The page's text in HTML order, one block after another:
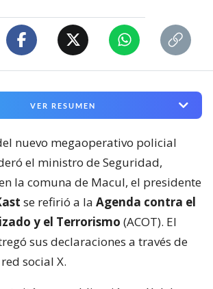
VER RESUMEN
nuevo megaoperativo policial
el ministro de Seguridad,
la comuna de Macul, el presidente
se refirió a la Agenda contra el
y el Terrorismo (ACOT). El
sus declaraciones a través de
social X.